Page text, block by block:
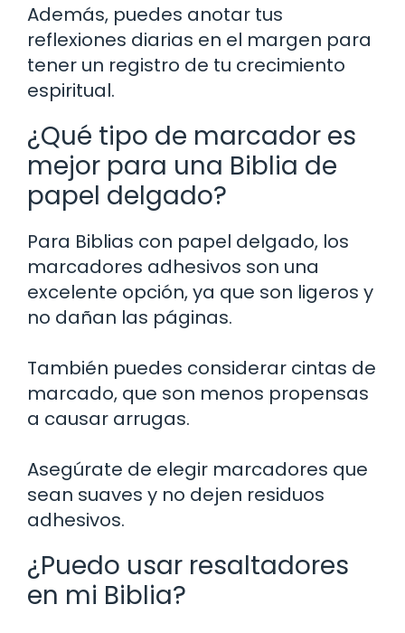
Además, puedes anotar tus
reflexiones diarias en el margen para
tener un registro de tu crecimiento
espiritual.
¿Qué tipo de marcador es
mejor para una Biblia de
papel delgado?
Para Biblias con papel delgado, los
marcadores adhesivos son una
excelente opción, ya que son ligeros y
no dañan las páginas.
También puedes considerar cintas de
marcado, que son menos propensas
a causar arrugas.
Asegúrate de elegir marcadores que
sean suaves y no dejen residuos
adhesivos.
¿Puedo usar resaltadores
en mi Biblia?